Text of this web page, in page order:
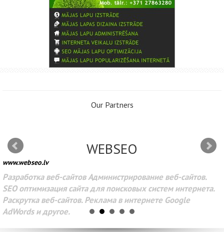
Our Partners
WEBSEO
www.webseo.lv
Разработка веб-сайтов Администрирование веб-сайтов.
SEO оптимизация сайта для поисковых систем интернета.
Раскрутка веб-сайтов. Реклама в интернете Google
AdWords и другое.